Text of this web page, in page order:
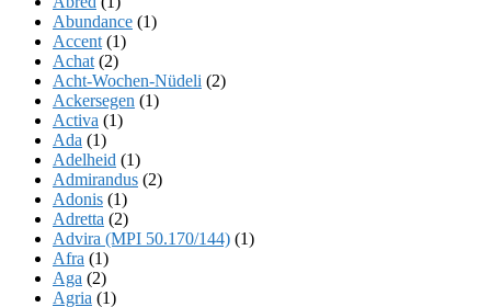
Abundance (1)
Accent (1)
Achat (2)
Acht-Wochen-Nüdeli (2)
Ackersegen (1)
Activa (1)
Ada (1)
Adelheid (1)
Admirandus (2)
Adonis (1)
Adretta (2)
Advira (MPI 50.170/144) (1)
Afra (1)
Aga (2)
Agria (1)